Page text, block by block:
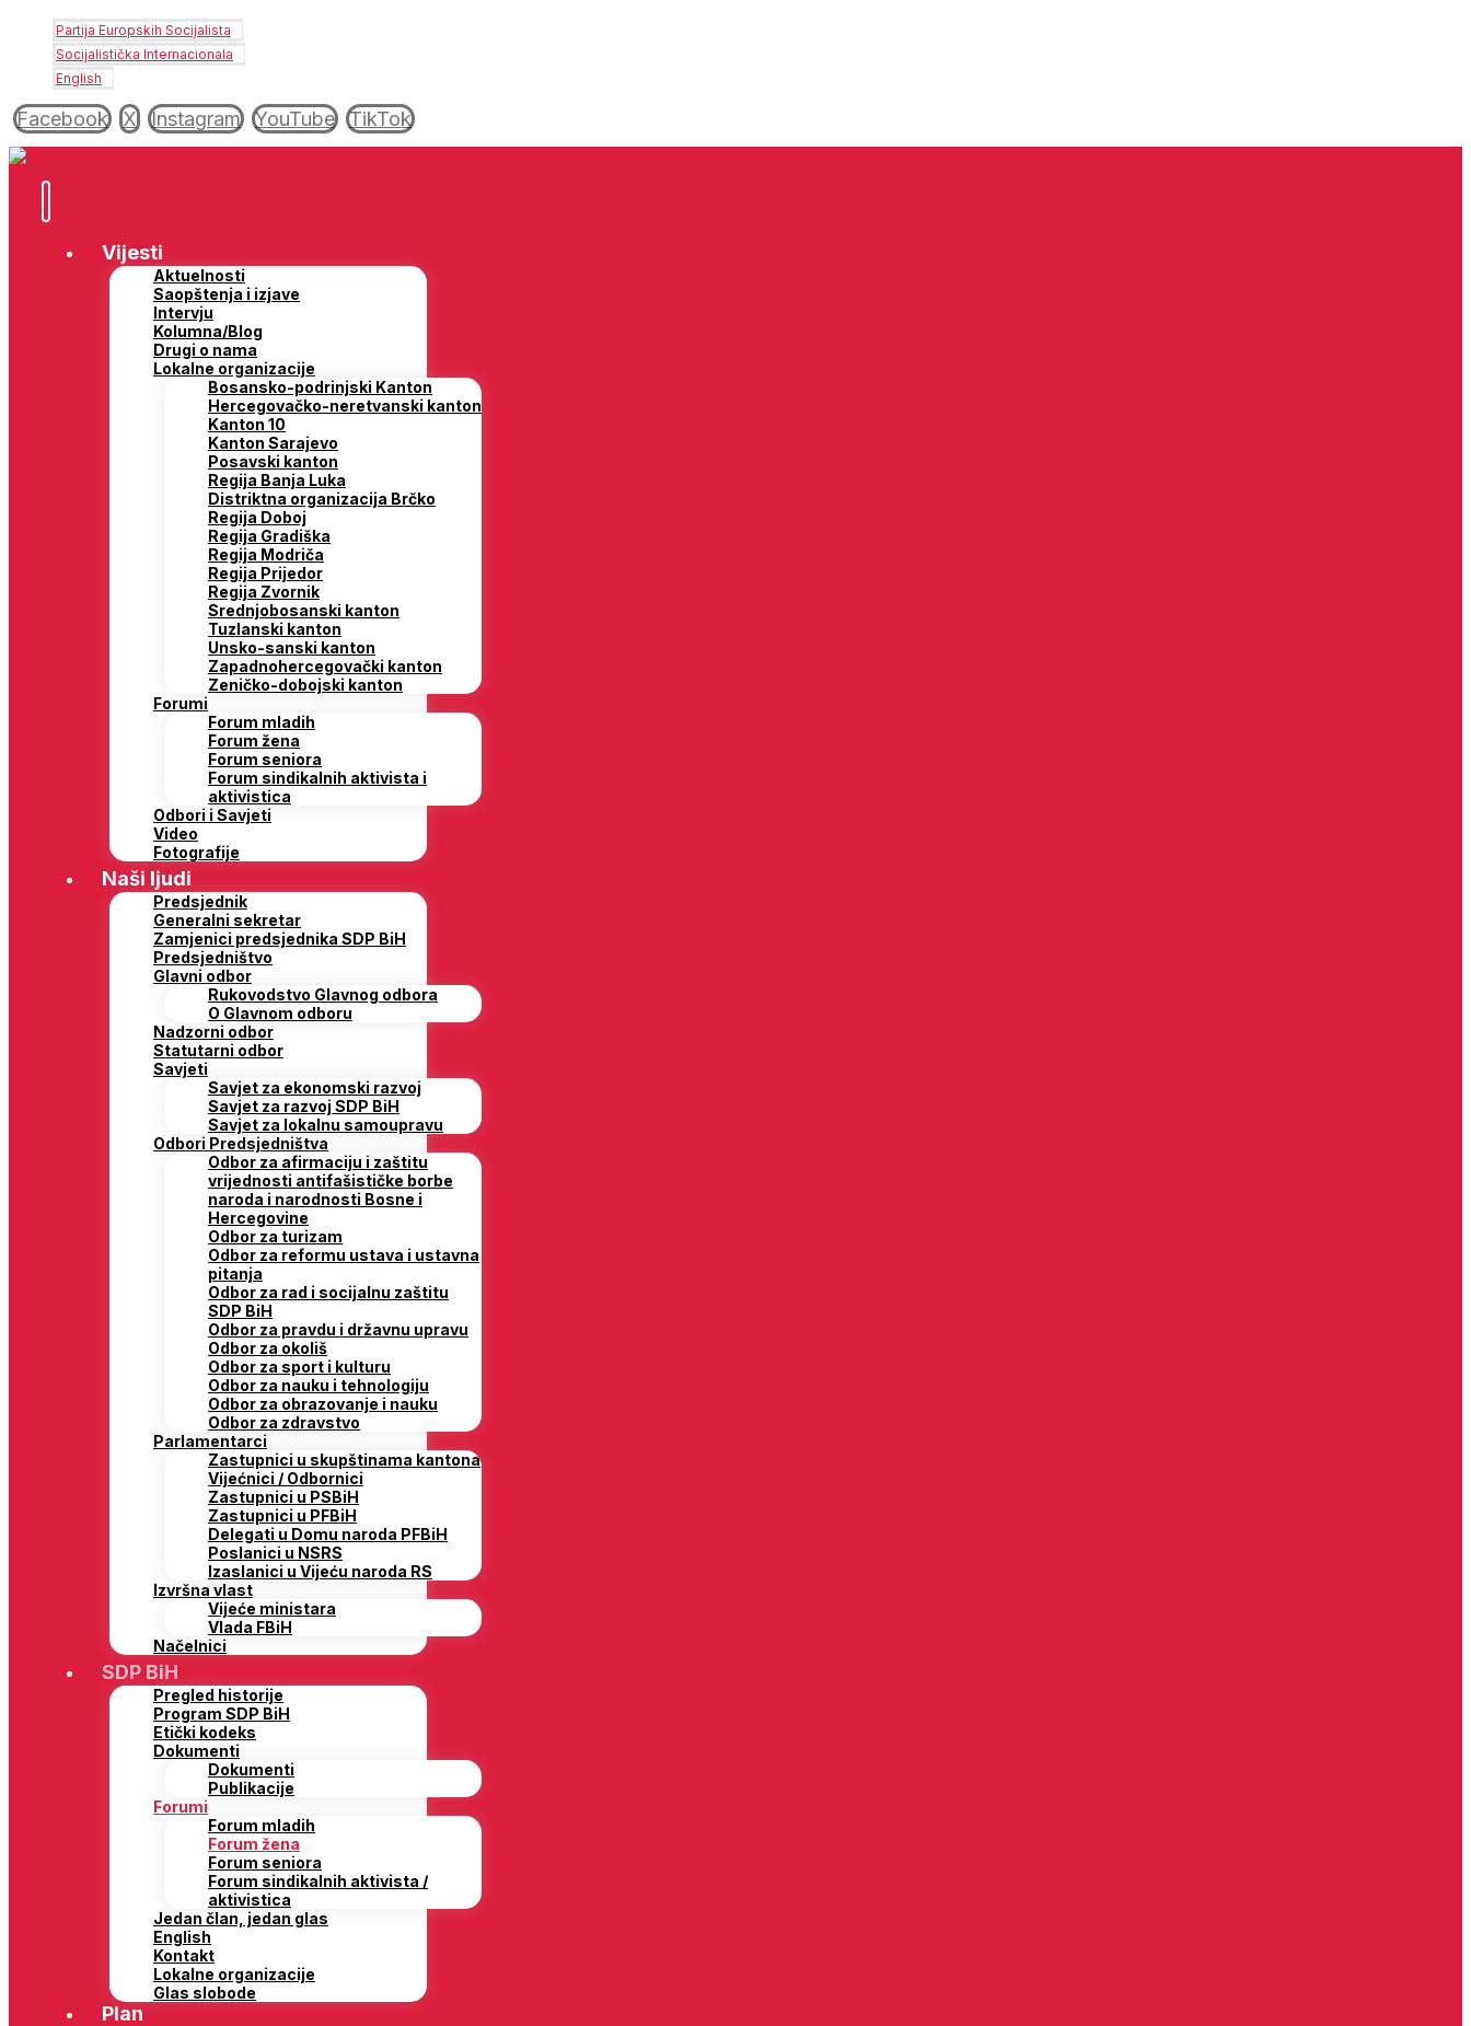
Partija Europskih Socijalista
Socijalistička Internacionala
English
Facebook X Instagram YouTube TikTok
Vijesti
Aktuelnosti
Saopštenja i izjave
Intervju
Kolumna/Blog
Drugi o nama
Lokalne organizacije
Bosansko-podrinjski Kanton
Hercegovačko-neretvanski kanton
Kanton 10
Kanton Sarajevo
Posavski kanton
Regija Banja Luka
Distriktna organizacija Brčko
Regija Doboj
Regija Gradiška
Regija Modriča
Regija Prijedor
Regija Zvornik
Srednjobosanski kanton
Tuzlanski kanton
Unsko-sanski kanton
Zapadnohercegovački kanton
Zeničko-dobojski kanton
Forumi
Forum mladih
Forum žena
Forum seniora
Forum sindikalnih aktivista i
aktivistica
Odbori i Savjeti
Video
Fotografije
Naši ljudi
Predsjednik
Generalni sekretar
Zamjenici predsjednika SDP BiH
Predsjedništvo
Glavni odbor
Rukovodstvo Glavnog odbora
O Glavnom odboru
Nadzorni odbor
Statutarni odbor
Savjeti
Savjet za ekonomski razvoj
Savjet za razvoj SDP BiH
Savjet za lokalnu samoupravu
Odbori Predsjedništva
Odbor za afirmaciju i zaštitu
vrijednosti antifašističke borbe
naroda i narodnosti Bosne i
Hercegovine
Odbor za turizam
Odbor za reformu ustava i ustavna
pitanja
Odbor za rad i socijalnu zaštitu
SDP BiH
Odbor za pravdu i državnu upravu
Odbor za okoliš
Odbor za sport i kulturu
Odbor za nauku i tehnologiju
Odbor za obrazovanje i nauku
Odbor za zdravstvo
Parlamentarci
Zastupnici u skupštinama kantona
Vijećnici / Odbornici
Zastupnici u PSBiH
Zastupnici u PFBiH
Delegati u Domu naroda PFBiH
Poslanici u NSRS
Izaslanici u Vijeću naroda RS
Izvršna vlast
Vijeće ministara
Vlada FBiH
Načelnici
SDP BiH
Pregled historije
Program SDP BiH
Etički kodeks
Dokumenti
Dokumenti
Publikacije
Forumi
Forum mladih
Forum žena
Forum seniora
Forum sindikalnih aktivista /
aktivistica
Jedan član, jedan glas
English
Kontakt
Lokalne organizacije
Glas slobode
Plan